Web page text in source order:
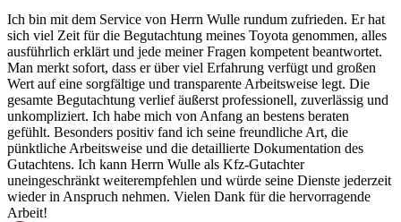
Ich bin mit dem Service von Herrn Wulle rundum zufrieden. Er hat
sich viel Zeit für die Begutachtung meines Toyota genommen, alles
ausführlich erklärt und jede meiner Fragen kompetent beantwortet.
Man merkt sofort, dass er über viel Erfahrung verfügt und großen
Wert auf eine sorgfältige und transparente Arbeitsweise legt. Die
gesamte Begutachtung verlief äußerst professionell, zuverlässig und
unkompliziert. Ich habe mich von Anfang an bestens beraten
gefühlt. Besonders positiv fand ich seine freundliche Art, die
pünktliche Arbeitsweise und die detaillierte Dokumentation des
Gutachtens. Ich kann Herrn Wulle als Kfz-Gutachter
uneingeschränkt weiterempfehlen und würde seine Dienste jederzeit
wieder in Anspruch nehmen. Vielen Dank für die hervorragende
Arbeit!